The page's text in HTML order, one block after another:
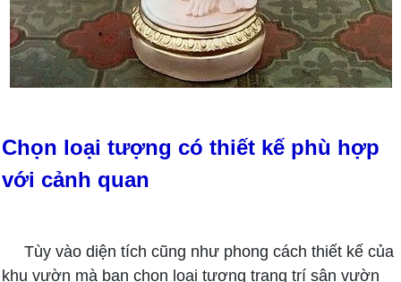
Chọn loại tượng có thiết kế phù hợp
với cảnh quan
Tùy vào diện tích cũng như phong cách thiết kế của
khu vườn mà bạn chọn loại tượng trang trí sân vườn